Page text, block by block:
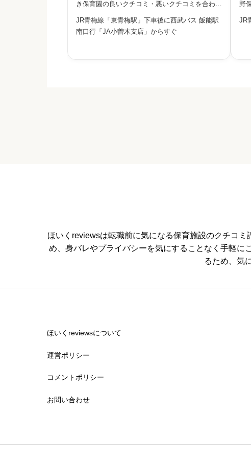
星の数をお選びください 
き保育園の良いクチコミ・悪いクチコミを合わせ
て評判をご紹介します。運営する社会福祉法人小
曾木保育園は、昭和27年に村立小曾木保育園と
して開園し、平成26年に第一・第二保育園の合
JR青梅線「東青梅駅」下車後に西武バス 飯能駅
南口行「JA小曽木支店」からすぐ
野
て
JR
ほいくreviewsは転職前に気になる保育施設のクチコ
め、身バレやプライバシーを気にすることなく手軽に
るため、気
ほいくreviewsについて
運営ポリシー
コメントポリシー
お問い合わせ